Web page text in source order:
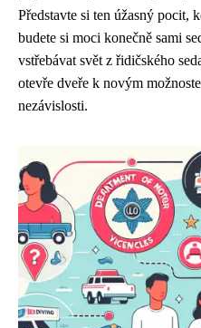
Představte si ten úžasný pocit,
budete si moci konečně sami
vstřebávat svět z řidičského
otevře dveře k novým
nezávislosti.